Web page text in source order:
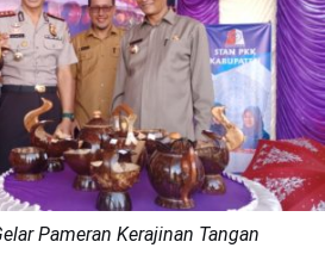
Pameran Kerajinan Tangan